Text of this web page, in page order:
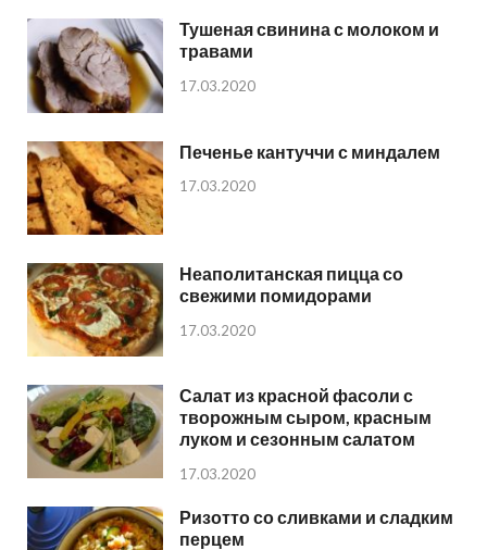
Тушеная свинина с молоком и
травами
17.03.2020
Печенье кантуччи с миндалем
17.03.2020
Неаполитанская пицца со
свежими помидорами
17.03.2020
Салат из красной фасоли с
творожным сыром, красным
луком и сезонным салатом
17.03.2020
Ризотто со сливками и сладким
перцем